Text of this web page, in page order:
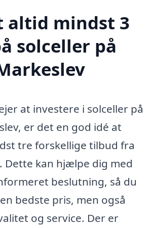
altid mindst 3
solceller på
at investere i solceller på
er det en god idé at
tre forskellige tilbud fra
Dette kan hjælpe dig med
beslutning, så du
bedste pris, men også
og service. Der er